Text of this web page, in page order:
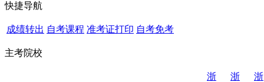
快捷导航
成绩转出 自考课程 准考证打印 自考免考
主考院校
浙
浙
浙